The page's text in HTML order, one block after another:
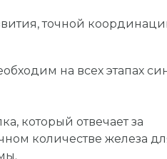
точной
на всех этапах
который отвечает за
количестве железа